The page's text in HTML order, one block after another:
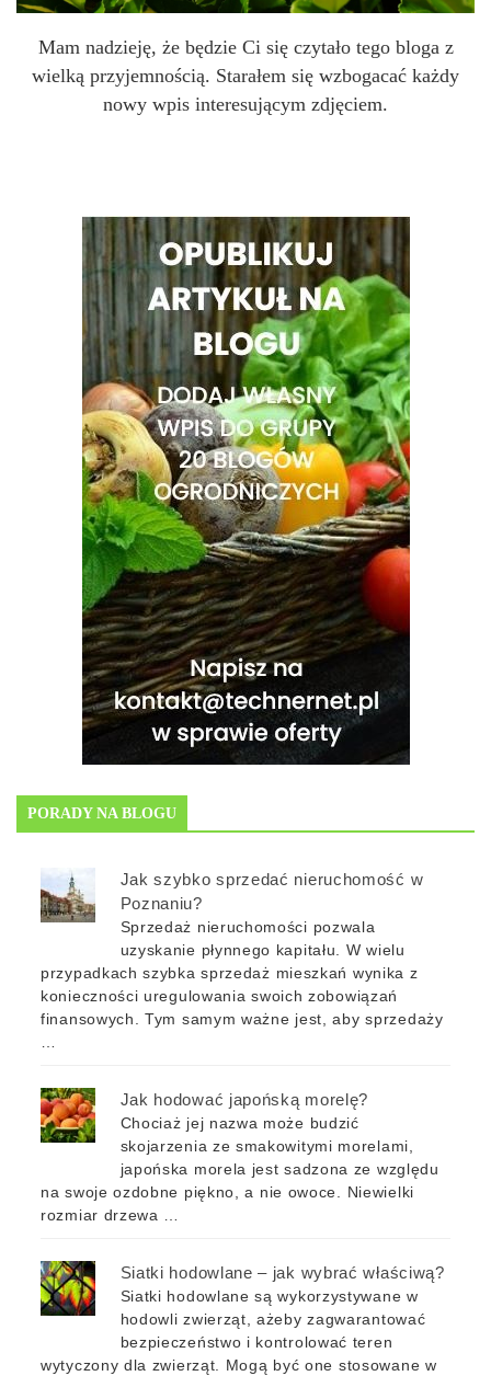
Mam nadzieję, że będzie Ci się czytało tego bloga z
wielką przyjemnością. Starałem się wzbogacać każdy
nowy wpis interesującym zdjęciem.
PORADY NA BLOGU
Jak szybko sprzedać nieruchomość w
Poznaniu?
Sprzedaż nieruchomości pozwala
uzyskanie płynnego kapitału. W wielu
przypadkach szybka sprzedaż mieszkań wynika z
konieczności uregulowania swoich zobowiązań
finansowych. Tym samym ważne jest, aby sprzedaży
Jak hodować japońską morelę?
Chociaż jej nazwa może budzić
skojarzenia ze smakowitymi morelami,
japońska morela jest sadzona ze względu
na swoje ozdobne piękno, a nie owoce. Niewielki
rozmiar drzewa …
Siatki hodowlane – jak wybrać właściwą?
Siatki hodowlane są wykorzystywane w
hodowli zwierząt, ażeby zagwarantować
bezpieczeństwo i kontrolować teren
wytyczony dla zwierząt. Mogą być one stosowane w